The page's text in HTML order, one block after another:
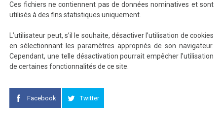
Ces fichiers ne contiennent pas de données nominatives et sont
utilisés à des fins statistiques uniquement.
L’utilisateur peut, s’il le souhaite, désactiver l’utilisation de cookies
en sélectionnant les paramètres appropriés de son navigateur.
Cependant, une telle désactivation pourrait empêcher l’utilisation
de certaines fonctionnalités de ce site.
Facebook Twitter